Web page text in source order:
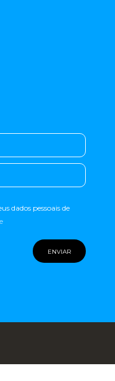
dados pessoais de
ENVIAR